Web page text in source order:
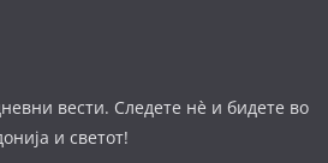
вести. Следете нè и бидете во
и светот!